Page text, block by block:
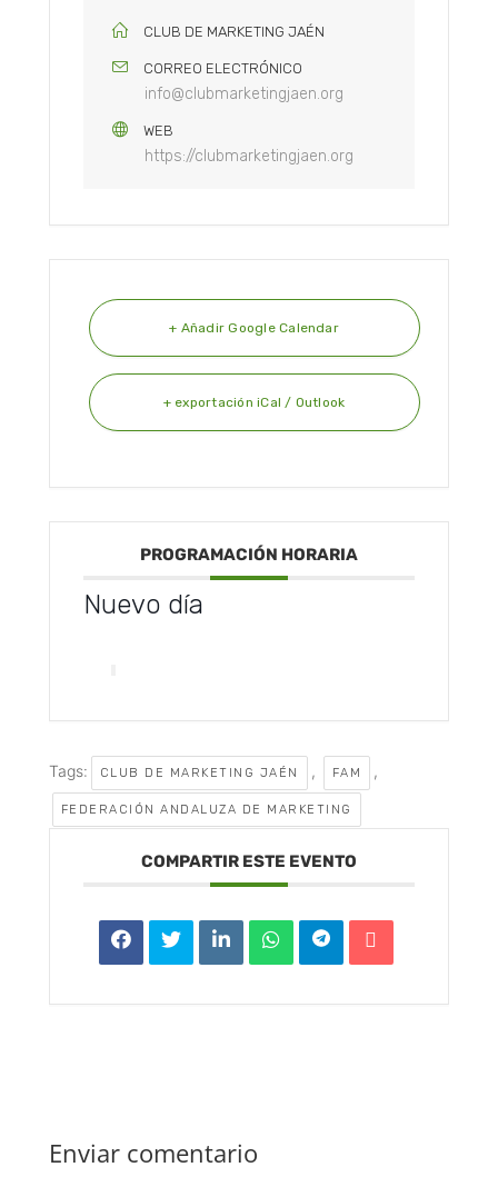
CLUB DE MARKETING JAÉN
CORREO ELECTRÓNICO
info@clubmarketingjaen.org
WEB
https://clubmarketingjaen.org
+ Añadir Google Calendar
+ exportación iCal / Outlook
PROGRAMACIÓN HORARIA
Nuevo día
Tags: CLUB DE MARKETING JAÉN , FAM ,
FEDERACIÓN ANDALUZA DE MARKETING
COMPARTIR ESTE EVENTO
Enviar comentario